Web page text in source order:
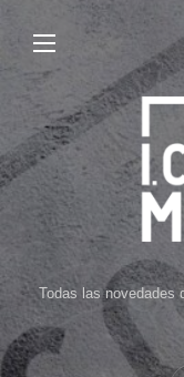
Todas las novedades